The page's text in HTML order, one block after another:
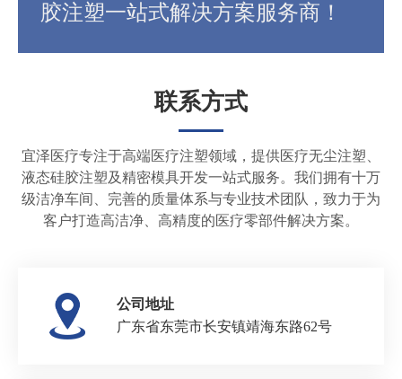
胶注塑一站式解决方案服务商！
联系方式
宜泽医疗专注于高端医疗注塑领域，提供医疗无尘注塑、
液态硅胶注塑及精密模具开发一站式服务。我们拥有十万
级洁净车间、完善的质量体系与专业技术团队，致力于为
客户打造高洁净、高精度的医疗零部件解决方案。
公司地址
广东省东莞市长安镇靖海东路62号